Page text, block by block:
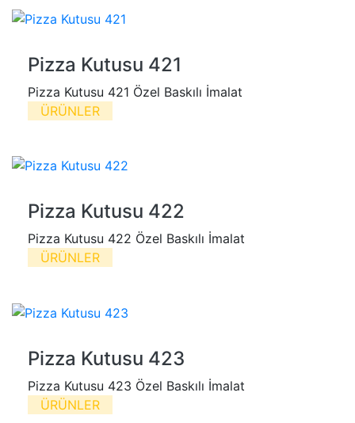
Pizza Kutusu 421
Pizza Kutusu 421 Özel Baskılı İmalat
ÜRÜNLER
Pizza Kutusu 422
Pizza Kutusu 422 Özel Baskılı İmalat
ÜRÜNLER
Pizza Kutusu 423
Pizza Kutusu 423 Özel Baskılı İmalat
ÜRÜNLER